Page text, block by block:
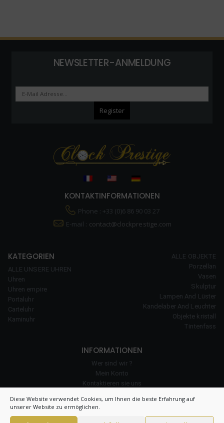
Diese Website verwendet Cookies, um Ihnen die beste Erfahrung auf
unserer Website zu ermöglichen.
NEWSLETTER-ANMELDUNG
KONTAKTINFORMATIONEN
Phone : +33 (0)6 86 90 03 27
E-mail : contact@clockprestige.com
KATEGORIEN
ALLE UNSERE UHREN
Uhren
Uhren empire
Portaluhr
Carteluhr
Kaminuhr
ALLE OBJEKTE
Porzellan
Vasen
Skulptur
Lampen And Lüster
Kandelaber And Leuchter
Objekte kristall
Tintenfass
INFORMATIONEN
Wer sind wir ?
Mein Konto
Kontaktieren sie uns
Cookie-Richtlinie